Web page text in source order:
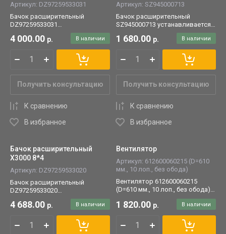
Артикул: DZ97259533031
Бачок расширительный
DZ97259533031
устанавливается на
автомобили SHACMAN/
SHAANXI X3000.
В наличии
4 000.00 р.
Получить консультацию
К сравнению
В избранное
Артикул: SZ945000713
Бачок расширительный
SZ945000713 устанавливается
на автомобили SHACMAN/
SHAANXI X3000.
В наличии
1 680.00 р.
Получить консультацию
К сравнению
В избранное
Бачок расширительный
X3000 8*4
Артикул: DZ97259533020
Бачок расширительный
DZ97259533020
устанавливается на
автомобили SHACMAN/
SHAANXI X3000/8*4.
В наличии
4 688.00 р.
Вентилятор
Артикул: 612600060215 (D=610
мм., 10 лоп., без обода)
Вентилятор 612600060215
(D=610 мм., 10 лоп., без обода)
устанавливается на двигатели
Weichai/WP.
В наличии
1 820.00 р.